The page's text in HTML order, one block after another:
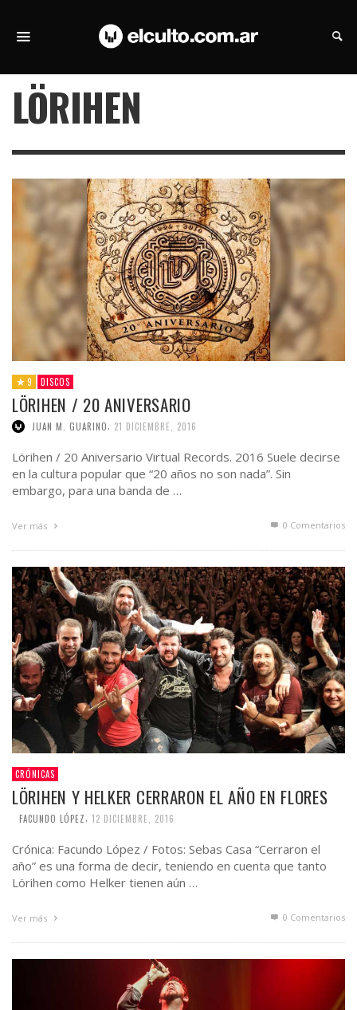
LÖRIHEN
9 DISCOS
LÖRIHEN / 20 ANIVERSARIO
JUAN M. GUARINO, 21 DICIEMBRE, 2016
Lörihen / 20 Aniversario Virtual Records. 2016 Suele decirse
en la cultura popular que “20 años no son nada”. Sin
embargo, para una banda de …
Ver más 0 Comentarios
CRÓNICAS
LÖRIHEN Y HELKER CERRARON EL AÑO EN FLORES
FACUNDO LÓPEZ, 12 DICIEMBRE, 2016
Crónica: Facundo López / Fotos: Sebas Casa “Cerraron el
año” es una forma de decir, teniendo en cuenta que tanto
Lörihen como Helker tienen aún …
Ver más 0 Comentarios